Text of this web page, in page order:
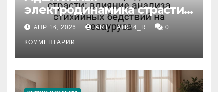
электродинамика страсти:
влияние анализа
стихийных бедствий на
тезауруса
АПР 16, 2026 ARTTEATR24_R 0
КОММЕНТАРИИ